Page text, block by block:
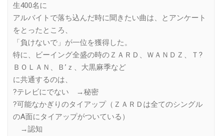
生400名に
アルバイトで落ち込んだ時に聞きたい曲は、とアンケート
をとったところ、
「負けないで」が一位を獲得した。
特に、ビーイング全盛の時のＺＡＲＤ、ＷＡＮＤＺ、Ｔ?
ＢＯＬＡＮ、Ｂ’ｚ、大黒麻季など
に共通するのは、
?テレビにでない →秘密
?可能なかぎりのタイアップ（ＺＡＲＤは全てのシングル
のA面にタイアップがついている）
→認知